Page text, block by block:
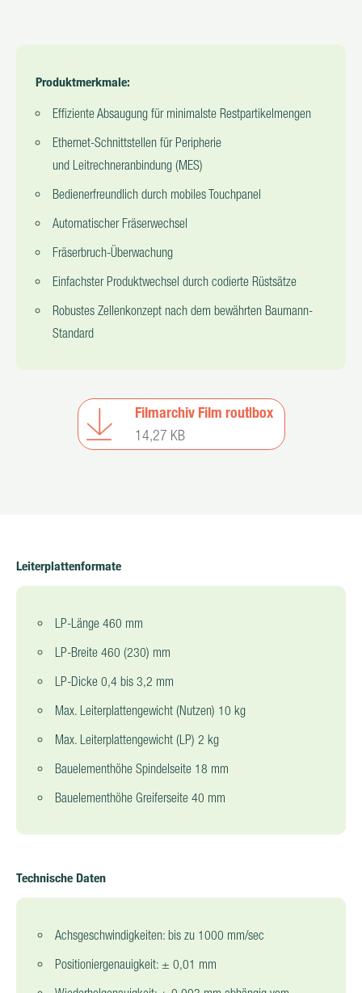
Produktmerkmale:
Effiziente Absaugung für minimalste Restpartikelmengen
Ethernet-Schnittstellen für Peripherie
und Leitrechneranbindung (MES)
Bedienerfreundlich durch mobiles Touchpanel
Automatischer Fräserwechsel
Fräserbruch-Überwachung
Einfachster Produktwechsel durch codierte Rüstsätze
Robustes Zellenkonzept nach dem bewährten Baumann-
Standard
Filmarchiv Film rout|box
14,27 KB
Leiterplattenformate
LP-Länge 460 mm
LP-Breite 460 (230) mm
LP-Dicke 0,4 bis 3,2 mm
Max. Leiterplattengewicht (Nutzen) 10 kg
Max. Leiterplattengewicht (LP) 2 kg
Bauelementhöhe Spindelseite 18 mm
Bauelementhöhe Greiferseite 40 mm
Technische Daten
Achsgeschwindigkeiten: bis zu 1000 mm/sec
Positioniergenauigkeit: ± 0,01 mm